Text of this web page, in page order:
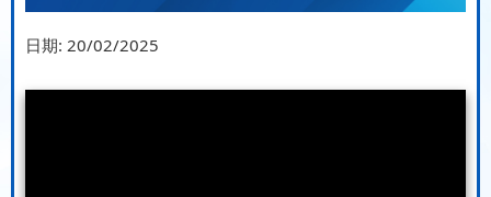
日期: 20/02/2025